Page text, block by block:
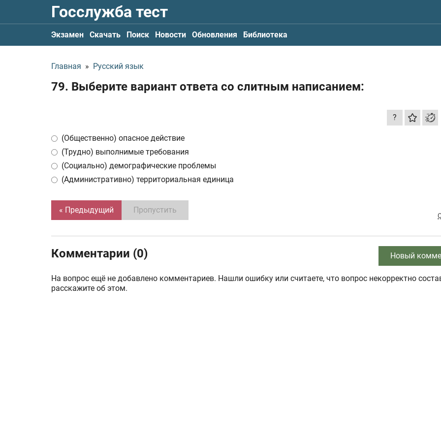
Госслужба тест
Экзамен Скачать Поиск Новости Обновления Библиотека
Главная » Русский язык
79. Выберите вариант ответа со слитным написанием:
?
(Общественно) опасное действие
(Трудно) выполнимые требования
(Социально) демографические проблемы
(Административно) территориальная единица
« Предыдущий Пропустить
Комментарии (0) Новый
На вопрос ещё не добавлено комментариев. Нашли ошибку или считаете, что вопрос некорректно
расскажите об этом.